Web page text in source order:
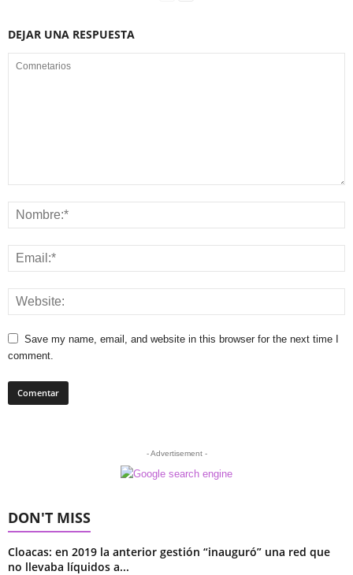
DEJAR UNA RESPUESTA
Save my name, email, and website in this browser for the next time I
comment.
- Advertisement -
DON'T MISS
Cloacas: en 2019 la anterior gestión “inauguró” una red que
no llevaba líquidos a...